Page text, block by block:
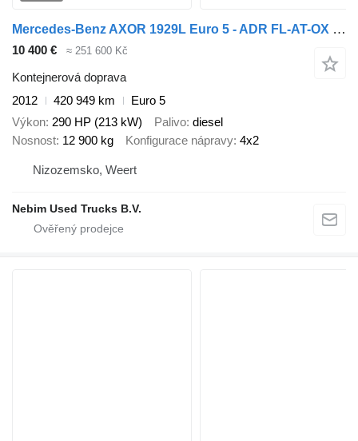
Mercedes-Benz AXOR 1929L Euro 5 - ADR FL-AT-OX ( 20" TWIST LOCKS )
10 400 € ≈ 251 600 Kč
Kontejnerová doprava
2012
420 949 km
Euro 5
Výkon 290 HP (213 kW) Palivo diesel
Nosnost 12 900 kg Konfigurace nápravy 4x2
Nizozemsko, Weert
Nebim Used Trucks B.V.